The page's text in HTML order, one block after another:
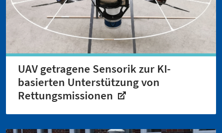
UAV getragene Sensorik zur KI-
basierten Unterstützung von
Rettungsmissionen